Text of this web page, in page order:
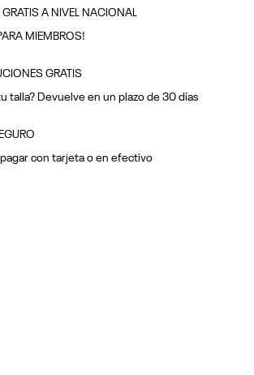
GRATIS A NIVEL NACIONAL
MIEMBROS!
GRATIS
talla? Devuelve en un plazo de 30 días
pagar con tarjeta o en efectivo